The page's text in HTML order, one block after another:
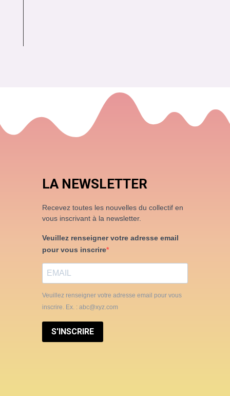
LA NEWSLETTER
Recevez toutes les nouvelles du collectif en
vous inscrivant à la newsletter.
Veuillez renseigner votre adresse email
pour vous inscrire
Veuillez renseigner votre adresse email pour vous
inscrire. Ex. : abc@xyz.com
S'INSCRIRE